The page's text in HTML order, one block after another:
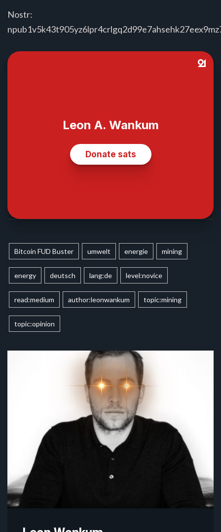
Nostr:
Bitcoin FUD Buster umwelt energie mining
energy deutsch lang:de level:novice
read:medium author:leonwankum topic:mining
topic:opinion